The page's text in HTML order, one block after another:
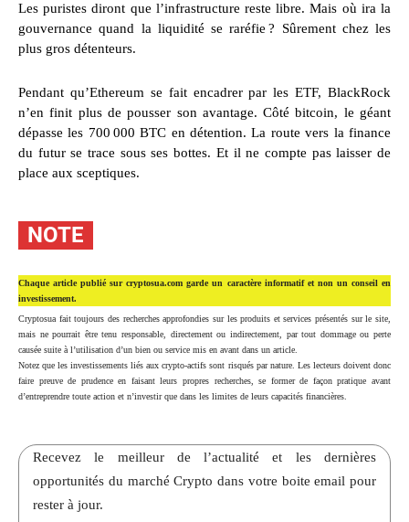
Les puristes diront que l’infrastructure reste libre. Mais où ira la
gouvernance quand la liquidité se raréfie ? Sûrement chez les
plus gros détenteurs.
Pendant qu’Ethereum se fait encadrer par les ETF, BlackRock
n’en finit plus de pousser son avantage. Côté bitcoin, le géant
dépasse les 700 000 BTC en détention. La route vers la finance
du futur se trace sous ses bottes. Et il ne compte pas laisser de
place aux sceptiques.
NOTE
Chaque article publié sur cryptosua.com garde un caractère informatif et non un conseil en
investissement.
Cryptosua fait toujours des recherches approfondies sur les produits et services présentés sur le site,
mais ne pourrait être tenu responsable, directement ou indirectement, par tout dommage ou perte
causée suite à l’utilisation d’un bien ou service mis en avant dans un article.
Notez que les investissements liés aux crypto-actifs sont risqués par nature. Les lecteurs doivent donc
faire preuve de prudence en faisant leurs propres recherches, se former de façon pratique avant
d’entreprendre toute action et n’investir que dans les limites de leurs capacités financières.
Recevez le meilleur de l’actualité et les dernières
opportunités du marché Crypto dans votre boite email pour
rester à jour.